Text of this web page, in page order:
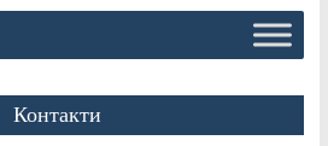
Контакти